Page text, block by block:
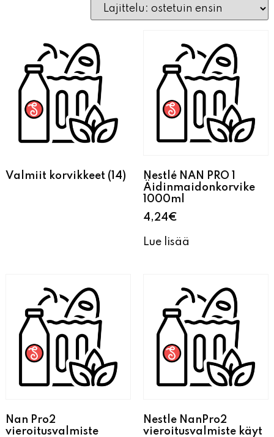
Valmiit korvikkeet(14)
Nestlé NAN PRO 1
4,24€
Lue lisää
Nan Pro2
4,20 €
Nestle NanPro2
1,28€